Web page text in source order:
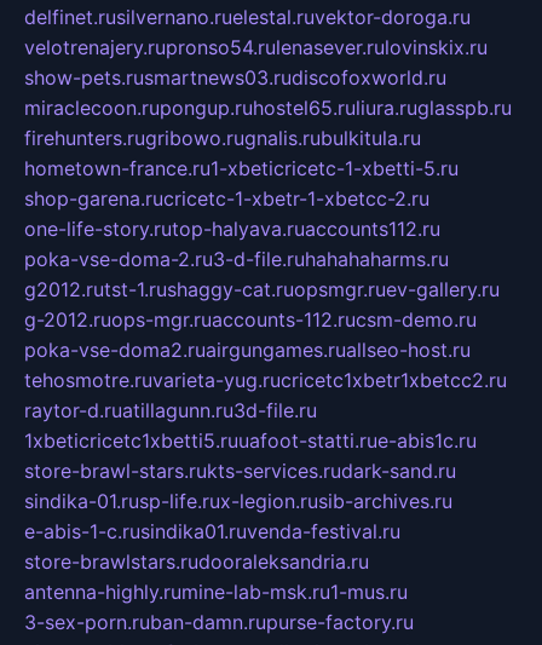
delfinet.rusilvernano.ruelestal.ruvektor-doroga.ru
velotrenajery.rupronso54.rulenasever.rulovinskix.ru
show-pets.rusmartnews03.rudiscofoxworld.ru
miraclecoon.rupongup.ruhostel65.ruliura.ruglasspb.ru
firehunters.rugribowo.rugnalis.rubulkitula.ru
hometown-france.ru1-xbeticricetc-1-xbetti-5.ru
shop-garena.rucricetc-1-xbetr-1-xbetcc-2.ru
one-life-story.rutop-halyava.ruaccounts112.ru
poka-vse-doma-2.ru3-d-file.ruhahahaharms.ru
g2012.rutst-1.rushaggy-cat.ruopsmgr.ruev-gallery.ru
g-2012.ruops-mgr.ruaccounts-112.rucsm-demo.ru
poka-vse-doma2.ruairgungames.ruallseo-host.ru
tehosmotre.ruvarieta-yug.rucricetc1xbetr1xbetcc2.ru
raytor-d.ruatillagunn.ru3d-file.ru
1xbeticricetc1xbetti5.ruuafoot-statti.rue-abis1c.ru
store-brawl-stars.rukts-services.rudark-sand.ru
sindika-01.rusp-life.rux-legion.rusib-archives.ru
e-abis-1-c.rusindika01.ruvenda-festival.ru
store-brawlstars.rudooraleksandria.ru
antenna-highly.rumine-lab-msk.ru1-mus.ru
3-sex-porn.ruban-damn.rupurse-factory.ru